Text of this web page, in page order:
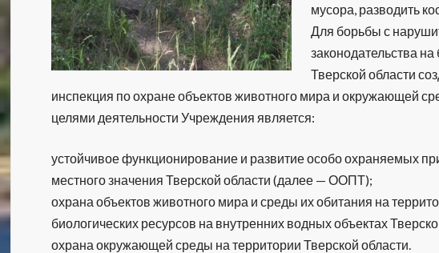
мусора, разводить
Для борьбы с
законодательства
Тверской области
инспекция по охране объектов животного мира и окружающей
целями деятельности Учреждения является:
устойчивое функционирование и развитие особо охраняемых
местного значения Тверской области (далее — ООПТ);
охрана объектов животного мира и среды их обитания на
биологических ресурсов на внутренних водных объектах
охрана окружающей среды на территории Тверской области.